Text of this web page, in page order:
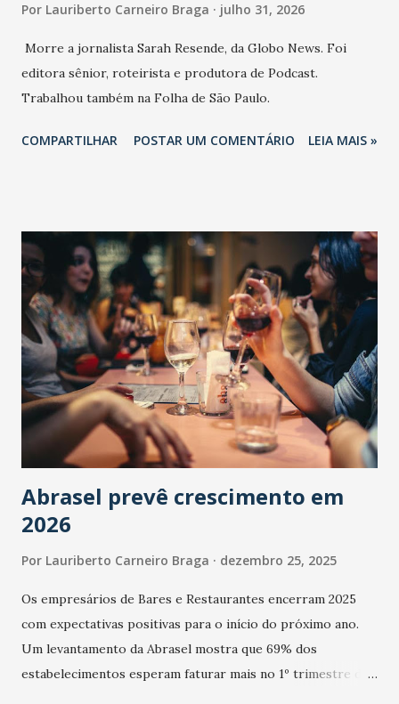
Por Lauriberto Carneiro Braga julho 31, 2026
Morre a jornalista Sarah Resende, da Globo News. Foi
editora sênior, roteirista e produtora de Podcast.
Trabalhou também na Folha de São Paulo.
COMPARTILHAR POSTAR UM COMENTÁRIO LEIA MAIS »
Abrasel prevê crescimento em
2026
Por Lauriberto Carneiro Braga dezembro 25, 2025
Os empresários de Bares e Restaurantes encerram 2025
com expectativas positivas para o início do próximo ano.
Um levantamento da Abrasel mostra que 69% dos
estabelecimentos esperam faturar mais no 1º trimestre de